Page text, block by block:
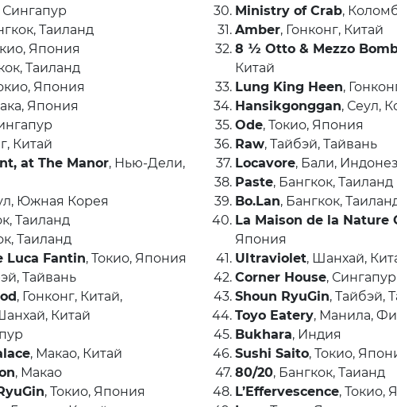
Сингапур
Таиланд
Япония
Таиланд
Япония
Япония
Китай
at The Manor, Нью-Дели,
Южная Корея
Таиланд
Таиланд
Luca Fantin, Токио, Япония
Тайвань
, Гонконг, Китай,
Китай
, Макао, Китай
, Макао
, Токио, Япония
Ministry of Crab,
Amber, Гонконг, Китай
8 ½ Otto & Mezzo
Китай
Lung King Heen,
Hansikgonggan, Сеул,
Ode, Токио, Япония
Raw, Тайбэй, Тайвань
Locavore, Бали,
Paste, Бангкок, Таиланд
Bo.Lan, Бангкок,
La Maison de la Nature
Япония
Ultraviolet, Шанхай,
Corner House, Сингапур
Shoun RyuGin, Тайбэй,
Toyo Eatery, Манила,
Bukhara, Индия
Sushi Saito, Токио,
80/20, Бангкок, Таианд
L’Effervescence, Токио,